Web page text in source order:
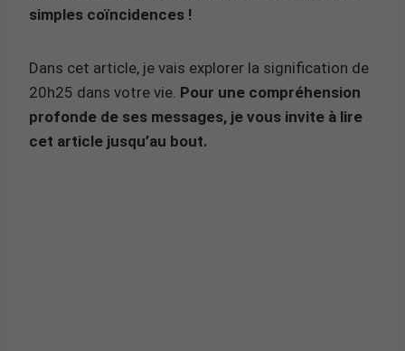
simples coïncidences !
Dans cet article, je vais explorer la signification de
20h25 dans votre vie. Pour une compréhension
profonde de ses messages, je vous invite à lire
cet article jusqu’au bout.